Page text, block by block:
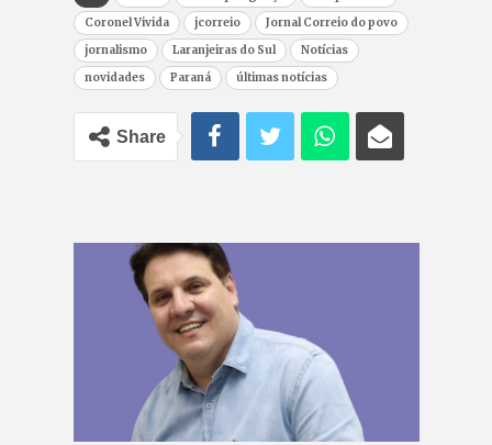
Coronel Vivida
jcorreio
Jornal Correio do povo
jornalismo
Laranjeiras do Sul
Notícias
novidades
Paraná últimas notícias
Share